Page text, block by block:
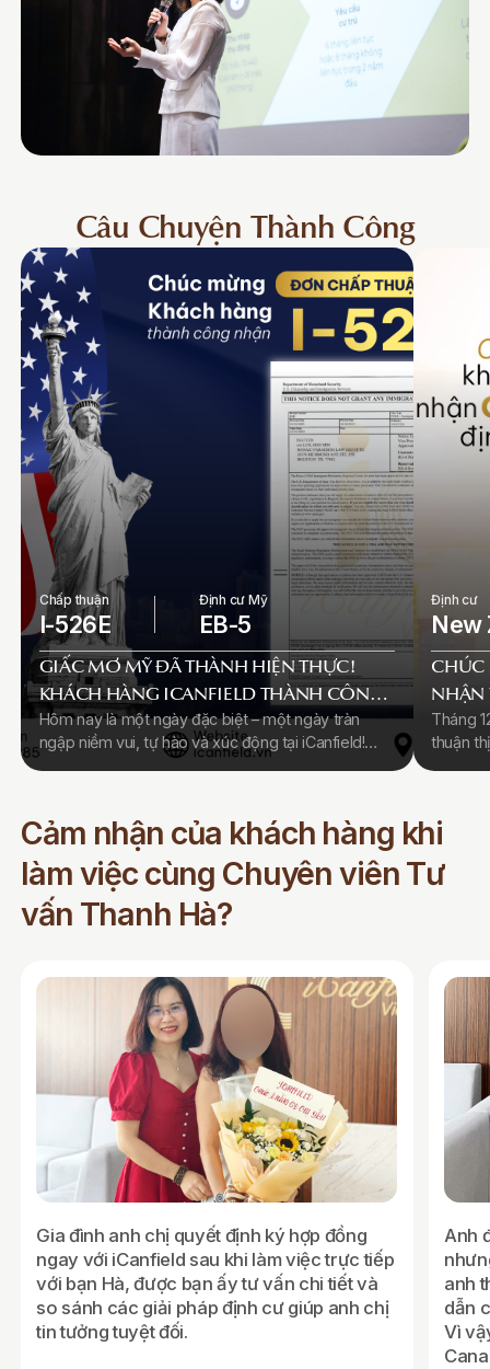
Câu Chuyện Thành Công
Chấp thuận
I-526E
Định cư Mỹ
EB-5
GIẤC MƠ MỸ ĐÃ THÀNH HIỆN THỰC!
KHÁCH HÀNG ICANFIELD THÀNH CÔNG
NHẬN ĐƠN CHẤP THUẬN ĐỊNH CƯ I-526E
Hôm nay là một ngày đặc biệt – một ngày tràn
ngập niềm vui, tự hào và xúc động tại iCanfield!
giấc mơ Mỹ chạm đến hiện thực! Đây không chỉ là
tấm vé vàng mở ra cánh cửa đến với miền đất hứa,
mà còn là minh chứng cho sự quyết tâm, niềm tin
và lựa chọn sáng suốt của Quý khách hàng khi
đồng hành cùng iCanfield.
Định cư
New
CHÚC
NHẬN
VISA
Tháng
thuận
dài
Cảm nhận của khách hàng khi
làm việccùng Chuyên viên Tư
vấn Thanh Hà?
Gia đình anh chị quyết định ký hợp đồng
ngay với iCanfield sau khi làm việc trực tiếp
với bạn Hà, được bạn ấy tư vấn chi tiết và
so sánh các giải pháp định cư giúp anh chị
tin tưởng tuyệt đối.
Anh
anh
dẫn
Vì